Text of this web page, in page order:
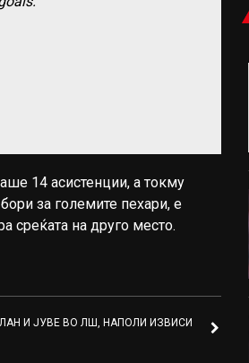
14 асистенции, а токму
за големите пехари, е
среќата на друго место.
И ЈУВЕ ВО ЛШ, НАПОЛИ ИЗВИСИ